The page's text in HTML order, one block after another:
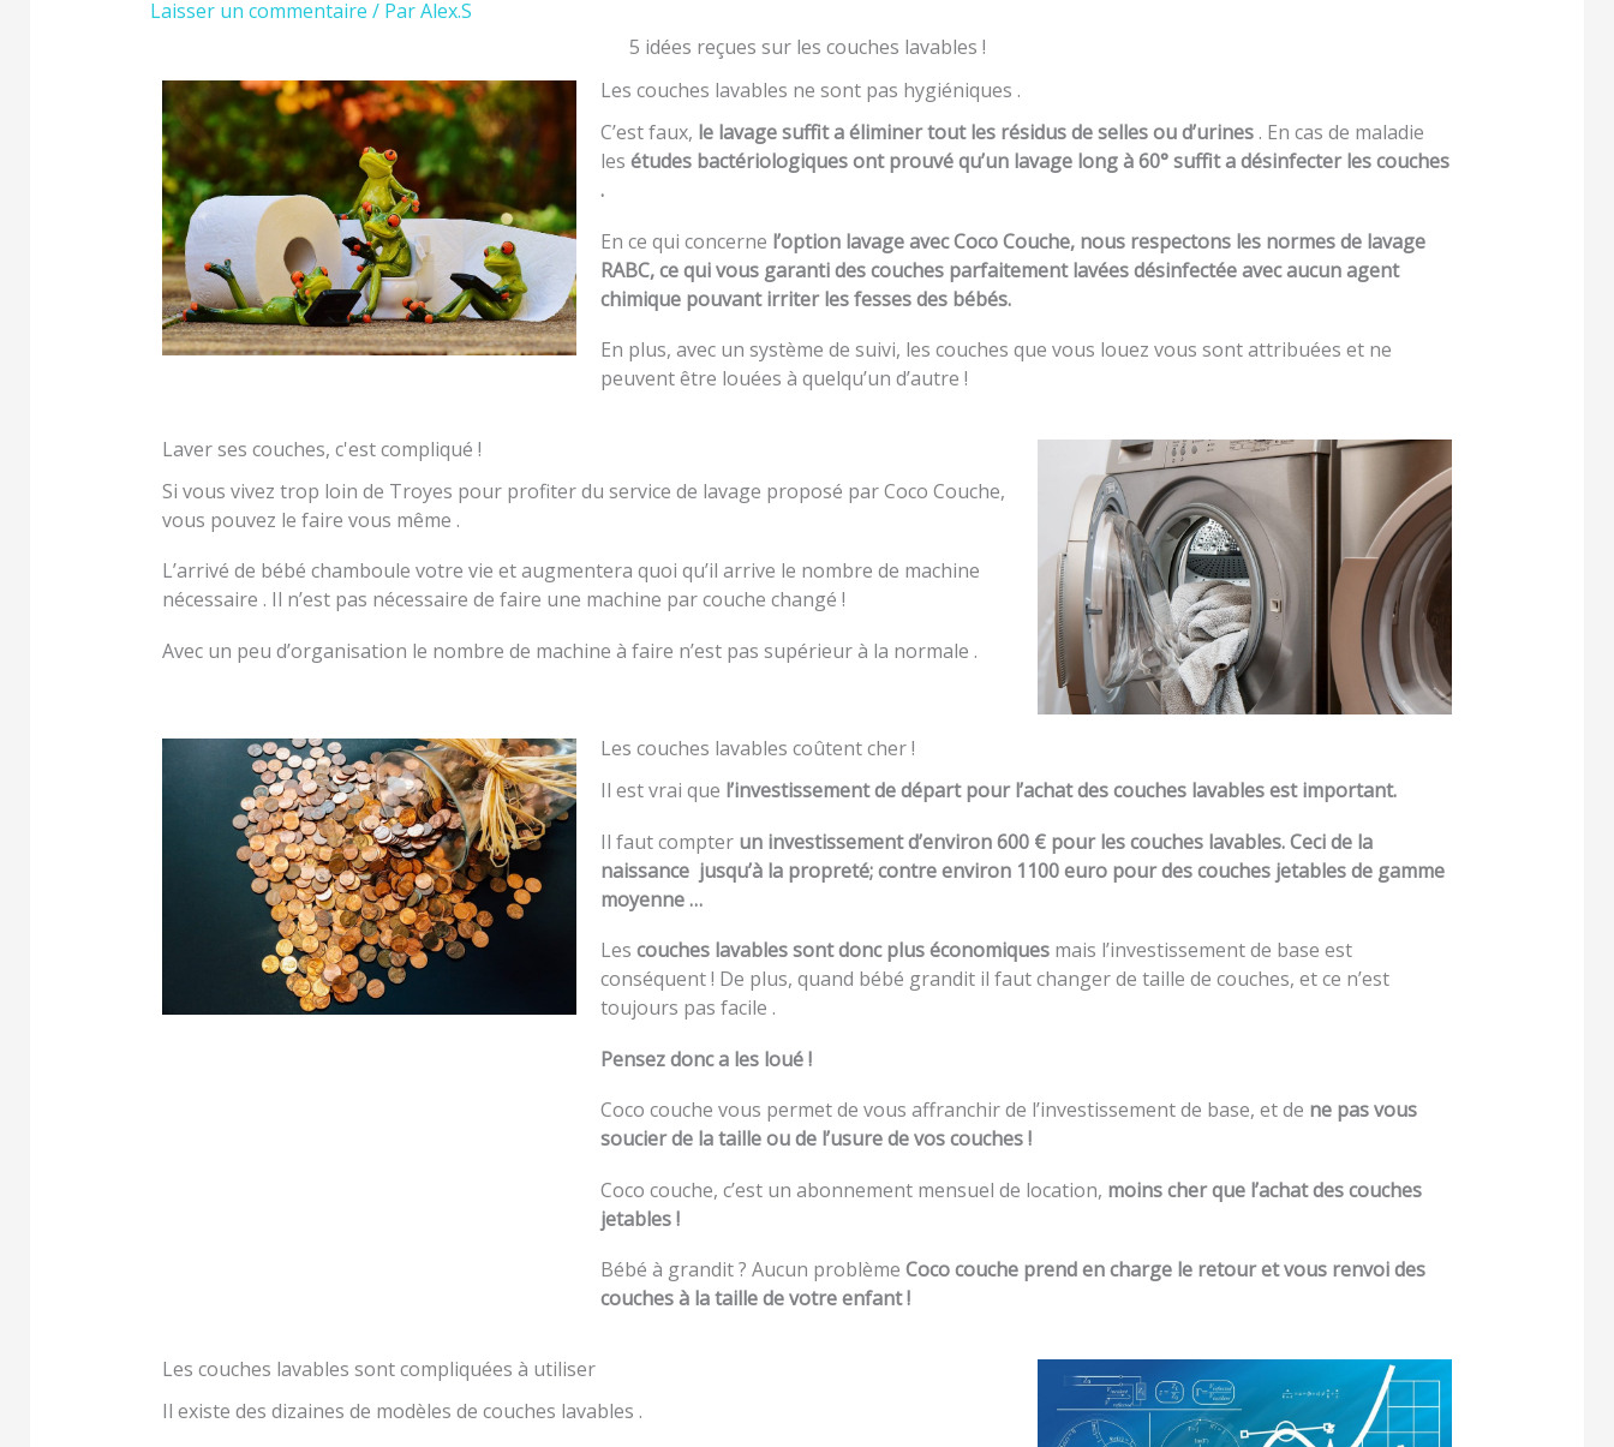
Laisser un commentaire / ParAlex.S
5 idées reçues sur les couches lavables !
Les couches lavables ne sont pas hygiéniques .
C’est faux, le lavage suffit a éliminer tout les résidus de selles ou d’urines. En cas de maladie
les études bactériologiques ont prouvé qu’un lavage long à 60° suffit a désinfecter les couches
.
En ce qui concerne l’option lavage avec Coco Couche, nous respectons les normes de lavage
RABC, ce qui vous garanti des couches parfaitement lavées désinfectée avec aucun agent
chimique pouvant irriter les fesses des bébés.
En plus, avec un système de suivi, les couches que vous louez vous sont attribuées et ne
peuvent être louées à quelqu’un d’autre !
Laver ses couches, c'est compliqué !
Si vous vivez trop loin de Troyes pour profiter du service de lavage proposé par Coco Couche,
vous pouvez le faire vous même .
L’arrivé de bébé chamboule votre vie et augmentera quoi qu’il arrive le nombre de machine
nécessaire . Il n’est pas nécessaire de faire une machine par couche changé !
Avec un peu d’organisation le nombre de machine à faire n’est pas supérieur à la normale .
Les couches lavables coûtent cher !
Il est vrai que l’investissement de départ pour l’achat des couches lavables est important.
Il faut compterun investissement d’environ 600 € pour les couches lavables. Ceci de la
naissance jusqu’à la propreté; contre environ 1100 euro pour des couches jetables de gamme
moyenne …
Les couches lavables sont donc plus économiquesmais l’investissement de base est
conséquent ! De plus, quand bébé grandit il faut changer de taille de couches, et ce n’est
toujours pas facile .
Pensez donc a les loué !
Coco couche vous permet de vous affranchir de l’investissement de base, et de ne pas vous
soucier de la taille ou de l’usure de vos couches !
Coco couche, c’est un abonnement mensuel de location, moins cher que l’achat des couches
jetables !
Bébé à grandit ? Aucun problème Coco couche prend en charge le retour et vous renvoi des
couches à la taille de votre enfant !
Les couches lavables sont compliquées à utiliser
Il existe des dizaines de modèles de couches lavables .